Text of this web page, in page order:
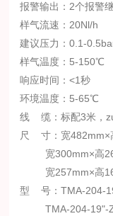
报警输出：2个报警
样气流速：20Nl/h
建议压力：0.1-
样气温度：5-150℃
响应时间：<1秒
环境温度：5-65℃
线 缆：标配3米，
尺 寸：宽482mm×
宽300mm×高
宽257mm×高
型 号：TMA-
TMA-204-19"-